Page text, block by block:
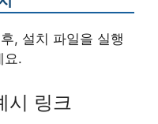
, 설치 파일을 실행
요.
시 링크